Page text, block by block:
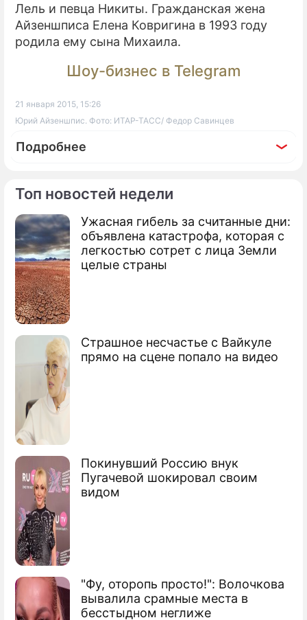
Топ новостей недели
Ужасная гибель за считанные дни:
объявлена катастрофа, которая с
легкостью сотрет с лица Земли
целые страны
Страшное несчастье с Вайкуле
прямо на сцене попало на видео
Покинувший Россию внук
Пугачевой шокировал своим
видом
"Фу, оторопь просто!": Волочкова
вывалила срамные места в
бесстыдном неглиже
Лель и певца Никиты. Гражданская жена
Айзеншписа Елена Ковригина в 1993 году
родила ему сына Михаила.
Шоу-бизнес в Telegram
21 января 2015, 15:26
Юрий Айзеншпис. Фото: ИТАР-ТАСС/ Федор Савинцев
Подробнее
По теме
Загадочное исчезновение семьи под
Москвой
Депутат Сидякин пропал в Антарктиде
Пропал сын вице-премьера Ульяновскa
На Кипре пропал российский
балетмейстер